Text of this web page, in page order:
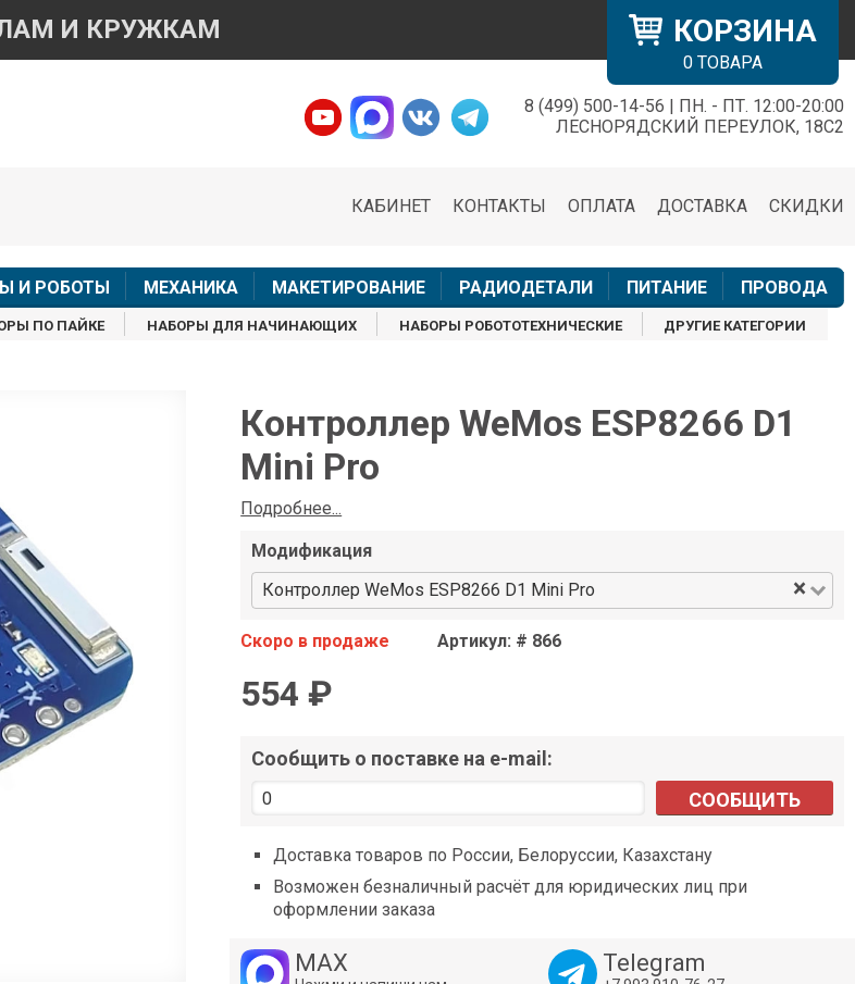
КОРЗИНА
0 ТОВАРА
И КРУЖКАМ
8 (499) 500-14-56 | ПН. - ПТ. 12:00-20:00
ЛЕСНОРЯДСКИЙ ПЕРЕУЛОК, 18С2
СКИДКИ
ДОСТАВКА
ОПЛАТА
КОНТАКТЫ
КАБИНЕТ
И РОБОТЫ МЕХАНИКА МАКЕТИРОВАНИЕ РАДИОДЕТАЛИ ПИТАНИЕ ПРОВОДА
ПО ПАЙКЕ НАБОРЫ ДЛЯ НАЧИНАЮЩИХ НАБОРЫ РОБОТОТЕХНИЧЕСКИЕ ДРУГИЕ КАТЕГОРИИ
Контроллер WeMos ESP8266 D1
Mini Pro
Подробнее...
Модификация
Контроллер WeMos ESP8266 D1 Mini Pro
×
Скоро в продаже Артикул: # 866
554 ₽
Сообщить о поставке на e-mail:
СООБЩИТЬ
Доставка товаров по России, Белоруссии, Казахстану
Возможен безналичный расчёт для юридических лиц при
оформлении заказа
MAX Telegram
×
товара
38
не обслуживаются
Менеджер
8 (499) 500-14-56